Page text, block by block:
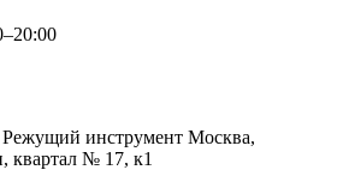
инструмент Москва,
квартал № 17, к1